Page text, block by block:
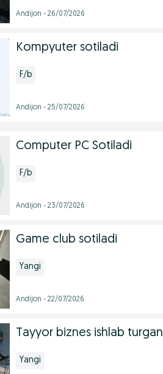
Andijon - 26/07/2026
Kompyuter sotiladi
F/b
Andijon - 25/07/2026
Computer PC Sotiladi
F/b
Andijon - 23/07/2026
Game club sotiladi
Yangi
Andijon - 22/07/2026
Tayyor biznes ishlab turgan
Yangi